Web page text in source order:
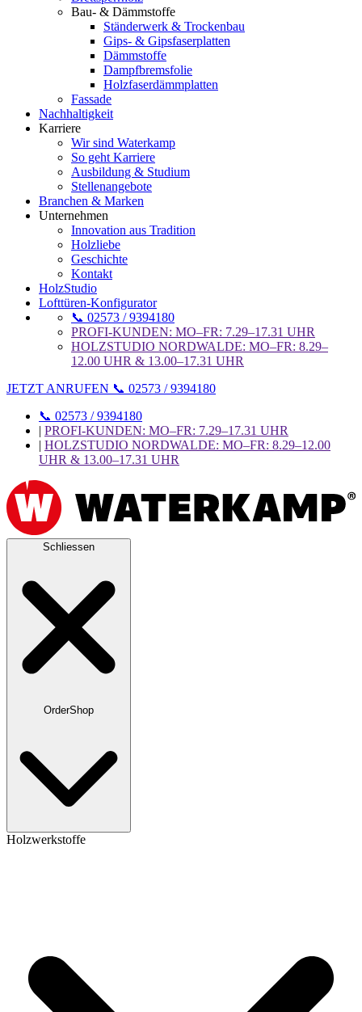
Bau- & Dämmstoffe
Ständerwerk & Trockenbau
Gips- & Gipsfaserplatten
Dämmstoffe
Dampfbremsfolie
Holzfaserdämmplatten
Fassade
Nachhaltigkeit
Karriere
Wir sind Waterkamp
So geht Karriere
Ausbildung & Studium
Stellenangebote
Branchen & Marken
Unternehmen
Innovation aus Tradition
Holzliebe
Geschichte
Kontakt
HolzStudio
Lofttüren-Konfigurator
📞 02573 / 9394180
PROFI-KUNDEN: MO–FR: 7.29–17.31 UHR
HOLZSTUDIO NORDWALDE: MO–FR: 8.29–
12.00 UHR & 13.00–17.31 UHR
JETZT ANRUFEN 📞 02573 / 9394180
📞 02573 / 9394180
| PROFI-KUNDEN: MO–FR: 7.29–17.31 UHR
| HOLZSTUDIO NORDWALDE: MO–FR: 8.29–12.00
UHR & 13.00–17.31 UHR
Schliessen
OrderShop
Holzwerkstoffe